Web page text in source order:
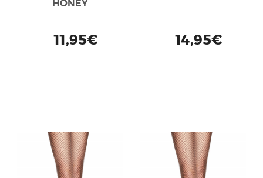
HONEY
11,95€ 14,95€